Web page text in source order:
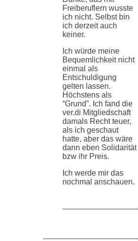
Freiberuflern wusste
ich nicht. Selbst bin
ich derzeit auch
keiner.
Ich würde meine
Bequemlichkeit nicht
einmal als
Entschuldigung
gelten lassen.
Höchstens als
“Grund”. Ich fand die
ver.di Mitgliedschaft
damals Recht teuer,
als ich geschaut
hatte, aber das wäre
dann eben Solidarität
bzw ihr Preis.
Ich werde mir das
nochmal anschauen.